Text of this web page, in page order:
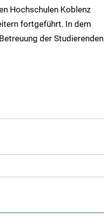
Hochschulen Koblenz
fortgeführt. In dem
der Studierenden